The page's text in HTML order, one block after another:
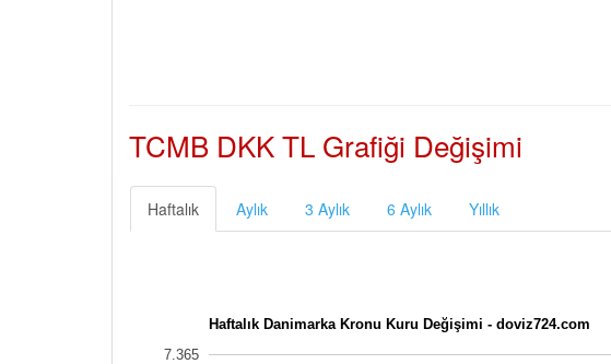
TCMB DKK TL Grafiği Değişimi
Haftalık Aylık 3 Aylık 6 Aylık Yıllık
Haftalık Danimarka Kronu Kuru Değişimi - doviz724.com
7.365